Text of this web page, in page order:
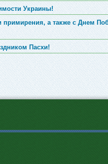
Украины!
примирения, а также с Днем
Пасхи!